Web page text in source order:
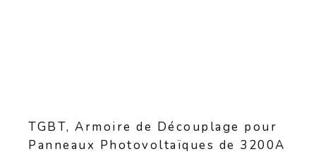
TGBT, Armoire de Découplage pour
Panneaux Photovoltaïques de 3200A